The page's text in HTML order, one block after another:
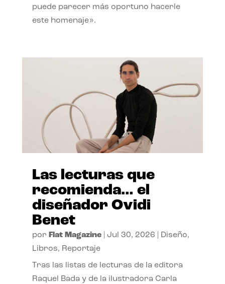
puede parecer más oportuno hacerle
este homenaje».
Las lecturas que
recomienda… el
diseñador Ovidi
Benet
por Flat Magazine| Jul 30, 2026 Diseño,
Libros, Reportaje
Tras las listas de lecturas de la editora
Raquel Bada y de la ilustradora Carla